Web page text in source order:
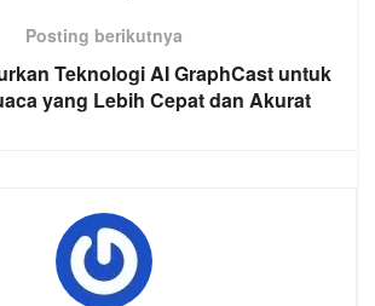
Posting berikutnya
Teknologi AI GraphCast untuk
yang Lebih Cepat dan Akurat